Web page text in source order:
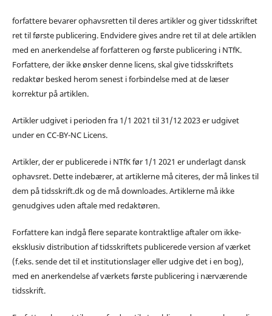
forfattere bevarer ophavsretten til deres artikler og giver tidsskriftet
ret til første publicering. Endvidere gives andre ret til at dele artiklen
med en anerkendelse af forfatteren og første publicering i NTfK.
Forfattere, der ikke ønsker denne licens, skal give tidsskriftets
redaktør besked herom senest i forbindelse med at de læser
korrektur på artiklen.
Artikler udgivet i perioden fra 1/1 2021 til 31/12 2023 er udgivet
under en CC-BY-NC Licens.
Artikler, der er publicerede i NTfK før 1/1 2021 er underlagt dansk
ophavsret. Dette indebærer, at artiklerne må citeres, der må linkes til
dem på tidsskrift.dk og de må downloades. Artiklerne må ikke
genudgives uden aftale med redaktøren.
Forfattere kan indgå flere separate kontraktlige aftaler om ikke-
eksklusiv distribution af tidsskriftets publicerede version af værket
(f.eks. sende det til et institutionslager eller udgive det i en bog),
med en anerkendelse af værkets første publicering i nærværende
tidsskrift.